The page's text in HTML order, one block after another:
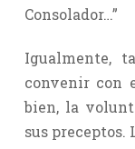
Consolador…”
Igualmente,
convenir con
bien, la
sus preceptos.